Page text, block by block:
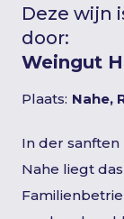
Deze wijn
door:
Weingut
Plaats: Nahe,
In der
Nahe liegt